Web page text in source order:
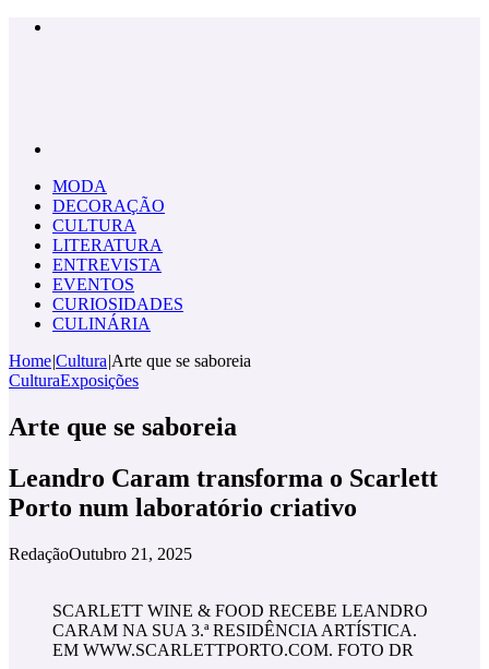
MODA
DECORAÇÃO
CULTURA
LITERATURA
ENTREVISTA
EVENTOS
CURIOSIDADES
CULINÁRIA
Home|Cultura|Arte que se saboreia
CulturaExposições
Arte que se saboreia
Leandro Caram transforma o Scarlett
Porto num laboratório criativo
RedaçãoOutubro 21, 2025
SCARLETT WINE & FOOD RECEBE LEANDRO
CARAM NA SUA 3.ª RESIDÊNCIA ARTÍSTICA.
EM WWW.SCARLETTPORTO.COM. FOTO DR